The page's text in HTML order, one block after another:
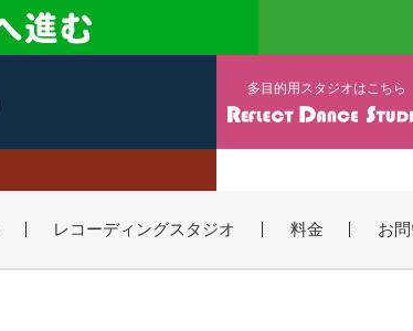
多目的用スタジオはこちら
レコーディングスタジオ 料金 お